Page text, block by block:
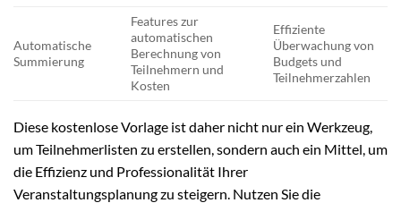
Automatische
Summierung
Features zur
automatischen
Berechnung von
Teilnehmern und
Kosten
Effiziente
Überwachung von
Budgets und
Teilnehmerzahlen
Diese kostenlose Vorlage ist daher nicht nur ein Werkzeug,
um Teilnehmerlisten zu erstellen, sondern auch ein Mittel, um
die Effizienz und Professionalität Ihrer
Veranstaltungsplanung zu steigern. Nutzen Sie die